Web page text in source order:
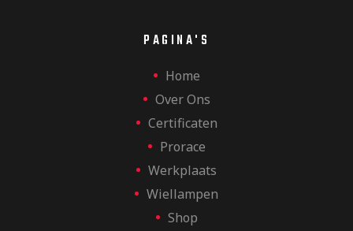
PAGINA'S
Home
Over Ons
Certificaten
Prorace
Werkplaats
Wiellampen
Shop